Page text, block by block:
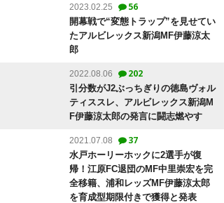
2023.02.25 56
開幕戦で“変態トラップ”を見せてい
たアルビレックス新潟MF伊藤涼太
郎
2022.08.06 202
引分数がJ2ぶっちぎりの徳島ヴォル
ティススレ、アルビレックス新潟M
F伊藤涼太郎の発言に闘志燃やす
2021.07.08 37
水戸ホーリーホックに2選手が復
帰！江原FC退団のMF中里崇宏を完
全移籍、浦和レッズMF伊藤涼太郎
を育成型期限付きで獲得と発表